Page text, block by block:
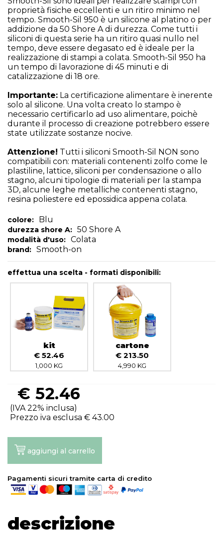
proprietà fisiche eccellenti e un ritiro minimo nel
tempo. Smooth-Sil 950 è un silicone al platino o per
addizione da 50 Shore A di durezza. Come tutti i
siliconi di questa serie ha un ritiro quasi nullo nel
tempo, deve essere degasato ed è ideale per la
realizzazione di stampi a colata. Smooth-Sil 950 ha
un tempo di lavorazione di 45 minuti e di
catalizzazione di 18 ore.
Importante: La certificazione alimentare è inerente
solo al silicone. Una volta creato lo stampo è
necessario certificarlo ad uso alimentare, poichè
durante il processo di creazione potrebbero essere
state utilizzate sostanze nocive.
Attenzione! Tutti i siliconi Smooth-Sil NON sono
compatibili con: materiali contenenti zolfo come le
plastiline, lattice, siliconi per condensazione o allo
stagno, alcuni tipologie di materiali per la stampa
3D, alcune leghe metalliche contenenti stagno,
resina poliestere ed epossidica appena colata.
colore: Blu
durezza shore A: 50 Shore A
modalità d'uso: Colata
brand: Smooth-on
effettua una scelta - formati disponibili:
kit
€ 52.46
1,000 KG
cartone
€ 213.50
4,990 KG
€ 52.46
(IVA 22% inclusa)
Prezzo iva esclusa € 43.00
aggiungi al carrello
Pagamenti sicuri tramite carta di credito
descrizione